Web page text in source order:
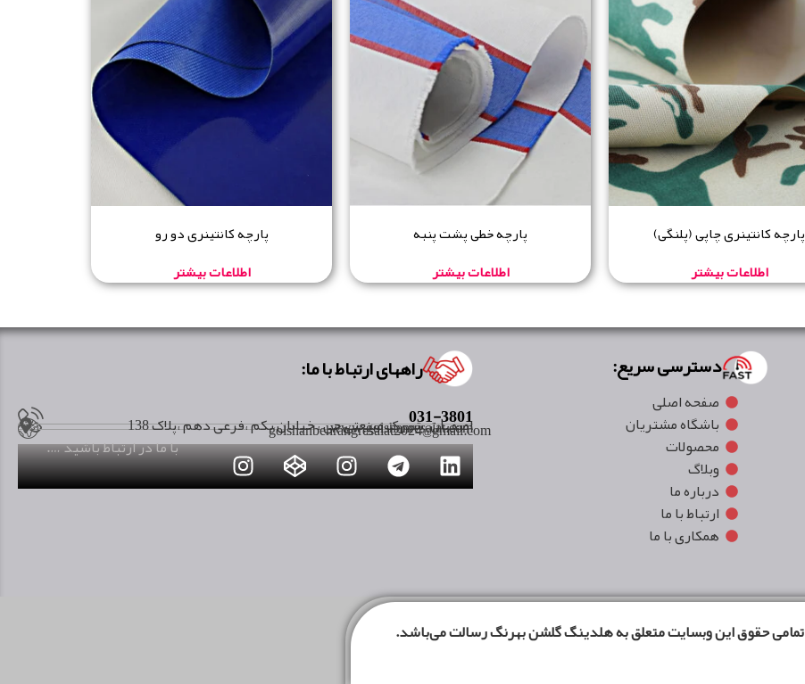
پارچه کانتینری چاپی (پلنگی)
اطلاعات بیشتر
پارچه خطی پشت پنبه
اطلاعات بیشتر
پارچه کانتینری دو رو
اطلاعات بیشتر
دسترسی سریع:
صفحه اصلی
باشگاه مشتریان
محصولات
وبلاگ
درباره ما
ارتباط با ما
همکاری با ما
راههای ارتباط با ما:
031-3801
www.golshanresalat.com
golshanbehrangresalat2024@gmail.com
اصفهان ،شهرک صنعتی جی ، خیابان یکم ،فرعی دهم ،پلاک 138
با ما در ارتباط باشید ….
تمامی حقوق این وبسایت متعلق به هلدینگ گلشن بهرنگ رسالت می‌باشد.